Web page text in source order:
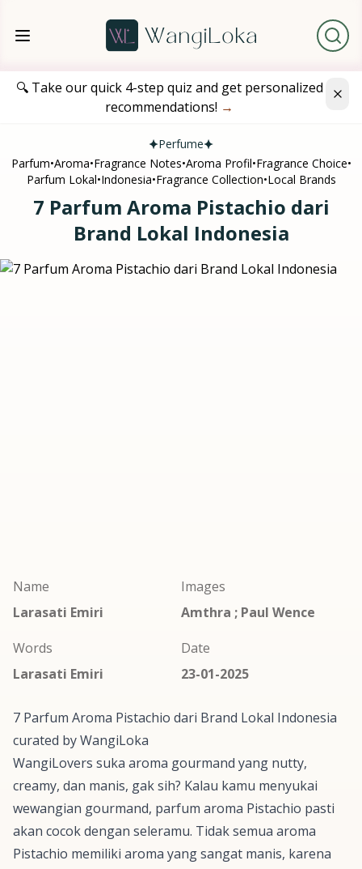
🔍 Take our quick 4-step quiz and get personalized
recommendations! →
Perfume
Parfum•Aroma•Fragrance Notes•Aroma Profil•Fragrance Choice•
Parfum Lokal•Indonesia•Fragrance Collection•Local Brands
7 Parfum Aroma Pistachio dari
Brand Lokal Indonesia
Name
Larasati Emiri
Images
Amthra ; Paul Wence
Words
Larasati Emiri
Date
23-01-2025
7 Parfum Aroma Pistachio dari Brand Lokal Indonesia
curated by WangiLoka
WangiLovers suka aroma gourmand yang nutty,
creamy, dan manis, gak sih? Kalau kamu menyukai
wewangian gourmand, parfum aroma Pistachio pasti
akan cocok dengan seleramu. Tidak semua aroma
Pistachio memiliki aroma yang sangat manis, karena